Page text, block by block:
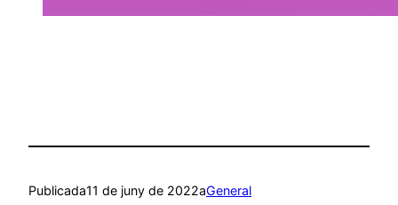
Publicada11 de juny de 2022aGeneral